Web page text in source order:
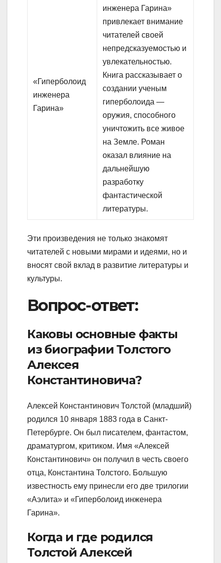
«Гиперболоид
инженера
Гарина»
инженера Гарина»
привлекает внимание
читателей своей
непредсказуемостью и
увлекательностью.
Книга рассказывает о
создании ученым
гиперболоида —
оружия, способного
уничтожить все живое
на Земле. Роман
оказал влияние на
дальнейшую
разработку
фантастической
литературы.
Эти произведения не только знакомят
читателей с новыми мирами и идеями, но и
вносят свой вклад в развитие литературы и
культуры.
Вопрос-ответ:
Каковы основные факты
из биографии Толстого
Алексея
Константиновича?
Алексей Константинович Толстой (младший)
родился 10 января 1883 года в Санкт-
Петербурге. Он был писателем, фантастом,
драматургом, критиком. Имя «Алексей
Константинович» он получил в честь своего
отца, Константина Толстого. Большую
известность ему принесли его две трилогии
«Аэлита» и «Гиперболоид инженера
Гарина».
Когда и где родился
Толстой Алексей